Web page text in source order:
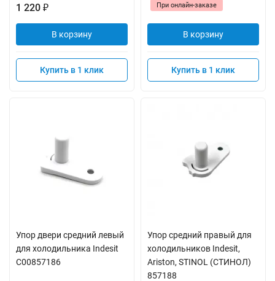
1 220 ₽
В корзину
Купить в 1 клик
При онлайн-заказе
В корзину
Купить в 1 клик
Упор двери средний левый
для холодильника Indesit
C00857186
Упор средний правый для
холодильников Indesit,
Ariston, STINOL (СТИНОЛ)
857188